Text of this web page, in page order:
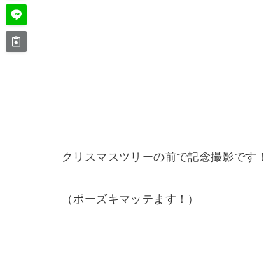
クリスマスツリーの前で記念撮影です！
（ポーズキマッテます！）